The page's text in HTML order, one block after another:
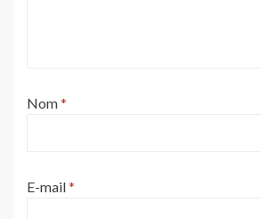
Nom*
E-mail*